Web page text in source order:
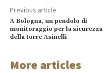
Previous article
A Bologna, un pendolo di
monitoraggio per la sicurezza
della torre Asinelli
More articles